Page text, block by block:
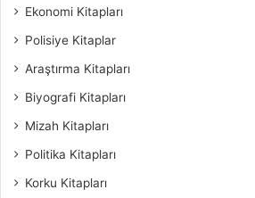
Ekonomi Kitapları
Polisiye Kitaplar
Araştırma Kitapları
Biyografi Kitapları
Mizah Kitapları
Politika Kitapları
Korku Kitapları